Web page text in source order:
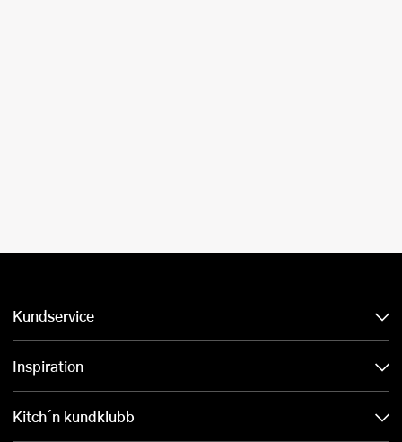
Kundservice
Inspiration
Kitch´n kundklubb